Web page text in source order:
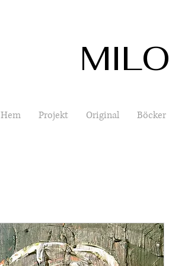
MILO
Hem Projekt Original Böcker